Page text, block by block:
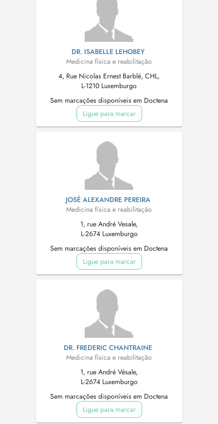
DR. ISABELLE LEHOBEY
Medicina física e reabilitação
4, Rue Nicolas Ernest Barblé, CHL,
L-1210 Luxemburgo
Sem marcações disponíveis em Doctena
Ligue para marcar
JOSÉ ALEXANDRE PEREIRA
Medicina física e reabilitação
1, rue André Vesale,
L-2674 Luxemburgo
Sem marcações disponíveis em Doctena
Ligue para marcar
DR. FREDERIC CHANTRAINE
Medicina física e reabilitação
1, rue André Vésale,
L-2674 Luxemburgo
Sem marcações disponíveis em Doctena
Ligue para marcar